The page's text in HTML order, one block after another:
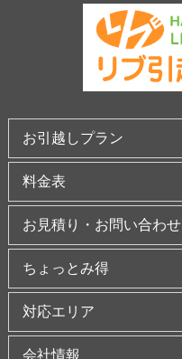
お引越しプラン
料金表
お見積り・お問い合わせ
ちょっとみ得
対応エリア
会社情報